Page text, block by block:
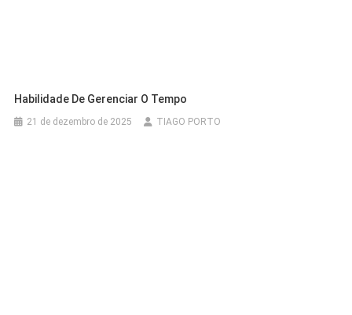
Habilidade De Gerenciar O Tempo
21 de dezembro de 2025 TIAGO PORTO